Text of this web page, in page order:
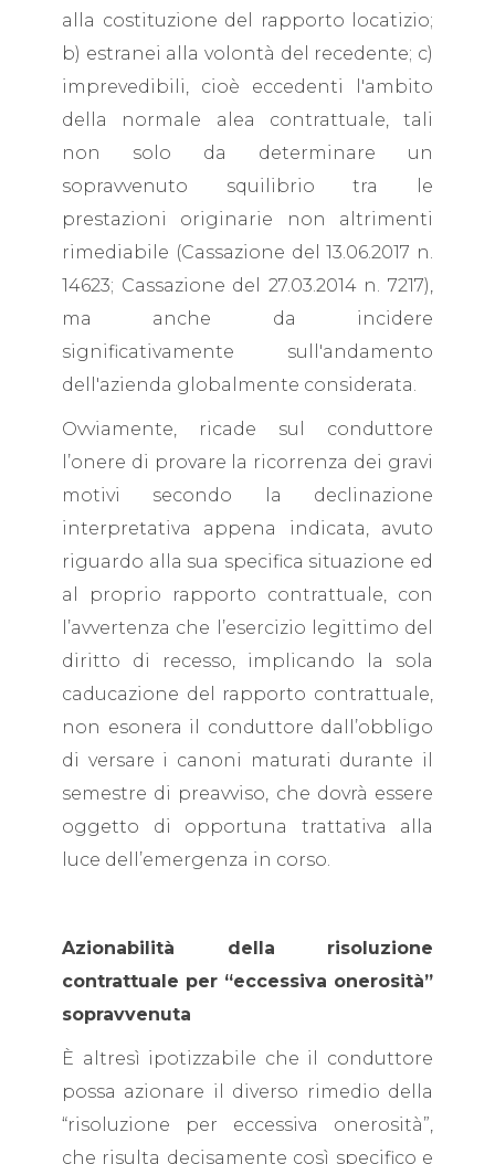
alla costituzione del rapporto locatizio;
b) estranei alla volontà del recedente; c)
imprevedibili, cioè eccedenti l'ambito
della normale alea contrattuale, tali
non solo da determinare un
sopravvenuto squilibrio tra le
prestazioni originarie non altrimenti
rimediabile (Cassazione del 13.06.2017 n.
14623; Cassazione del 27.03.2014 n. 7217),
ma anche da incidere
significativamente sull'andamento
dell'azienda globalmente considerata.
Ovviamente, ricade sul conduttore
l’onere di provare la ricorrenza dei gravi
motivi secondo la declinazione
interpretativa appena indicata, avuto
riguardo alla sua specifica situazione ed
al proprio rapporto contrattuale, con
l’avvertenza che l’esercizio legittimo del
diritto di recesso, implicando la sola
caducazione del rapporto contrattuale,
non esonera il conduttore dall’obbligo
di versare i canoni maturati durante il
semestre di preavviso, che dovrà essere
oggetto di opportuna trattativa alla
luce dell’emergenza in corso.
Azionabilità della risoluzione
contrattuale per “eccessiva onerosità”
sopravvenuta
È altresì ipotizzabile che il conduttore
possa azionare il diverso rimedio della
“risoluzione per eccessiva onerosità”,
che risulta decisamente così specifico e